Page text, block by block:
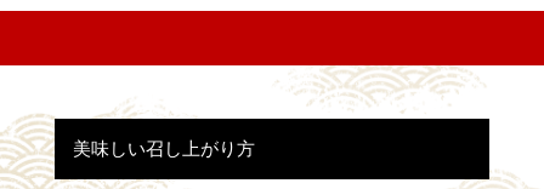
美味しい召し上がり方